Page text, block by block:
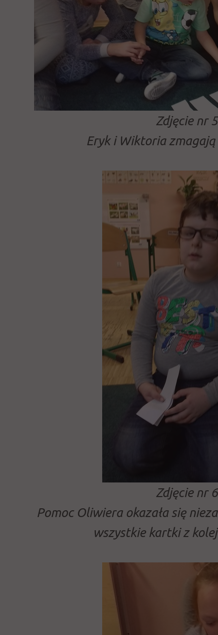
Zdjęcie nr
Eryk i Wiktoria
Zdjęcie nr
Pomoc Oliwiera okazała się
wszystkie kartki z